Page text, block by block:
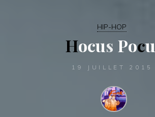
HIP-HOP
Hocus Pocu
19 JUILLET 2015